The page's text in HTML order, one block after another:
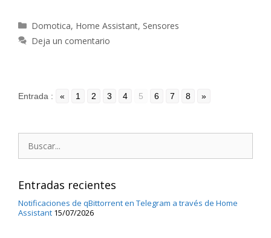
Categorías
Domotica, Home Assistant, Sensores
Deja un comentario
Entrada : « 1 2 3 4 5 6 7 8 »
Buscar:
Entradas recientes
Notificaciones de qBittorrent en Telegram a través de Home
Assistant 15/07/2026